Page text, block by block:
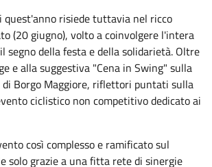
quest'anno risiede tuttavia nel ricco
(20 giugno), volto a coinvolgere l'intera
segno della festa e della solidarietà. Oltre
e alla suggestiva "Cena in Swing" sulla
Borgo Maggiore, riflettori puntati sulla
ciclistico non competitivo dedicato ai
così complesso e ramificato sul
solo grazie a una fitta rete di sinergie